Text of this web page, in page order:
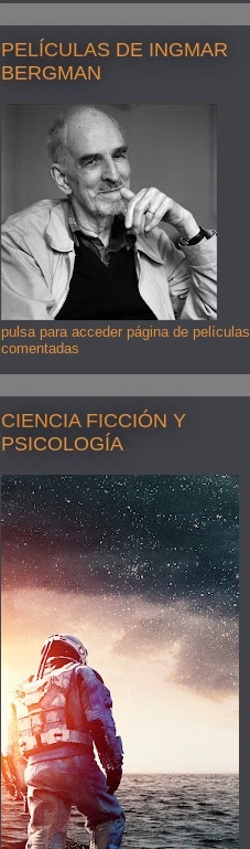
PELÍCULAS DE INGMAR
BERGMAN
pulsa para acceder página de películas
comentadas
CIENCIA FICCIÓN Y
PSICOLOGÍA